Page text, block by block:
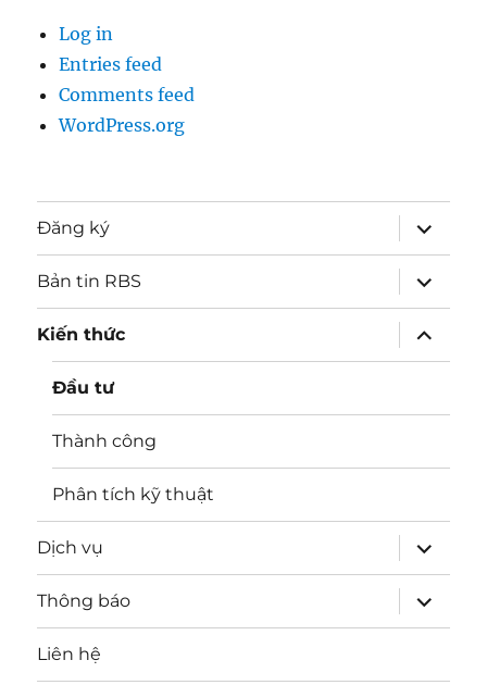
Log in
Entries feed
Comments feed
WordPress.org
Đăng ký
expand
child
menu
Bản tin RBS
expand
child
menu
Kiến thức
expand
child
menu
Đầu tư
Thành công
Phân tích kỹ thuật
Dịch vụ
expand
child
menu
Thông báo
expand
child
menu
Liên hệ